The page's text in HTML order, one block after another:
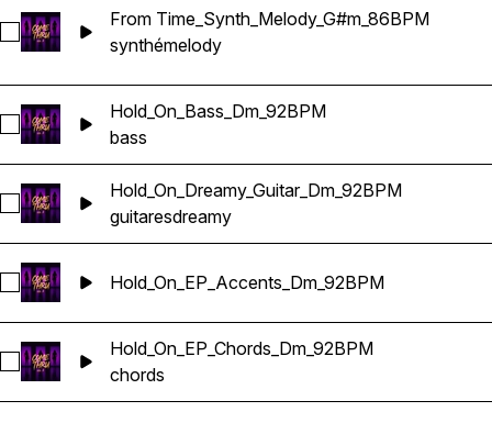
Sélectionnez From Time_Synth_Melody_G#m_86BPM
From Time_Synth_Melody_G#m_86BPM
synthémelody
Sélectionnez Hold_On_Bass_Dm_92BPM
Hold_On_Bass_Dm_92BPM
bass
Sélectionnez Hold_On_Dreamy_Guitar_Dm_92BPM
Hold_On_Dreamy_Guitar_Dm_92BPM
guitaresdreamy
Sélectionnez Hold_On_EP_Accents_Dm_92BPM
Hold_On_EP_Accents_Dm_92BPM
Sélectionnez Hold_On_EP_Chords_Dm_92BPM
Hold_On_EP_Chords_Dm_92BPM
chords